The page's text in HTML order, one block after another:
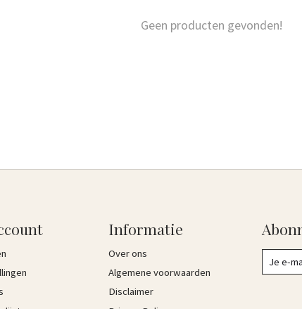
Geen producten gevonden!
Informatie
Over ons
Algemene voorwaarden
Disclaimer